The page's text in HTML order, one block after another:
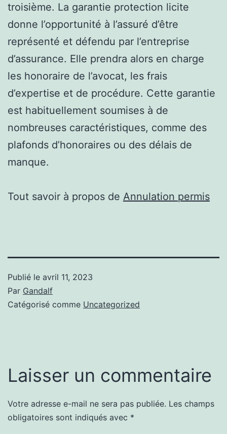
troisième. La garantie protection licite
donne l’opportunité à l’assuré d’être
représenté et défendu par l’entreprise
d’assurance. Elle prendra alors en charge
les honoraire de l’avocat, les frais
d’expertise et de procédure. Cette garantie
est habituellement soumises à de
nombreuses caractéristiques, comme des
plafonds d’honoraires ou des délais de
manque.
Tout savoir à propos de Annulation permis
Publié le avril 11, 2023
Par Gandalf
Catégorisé comme Uncategorized
Laisser un commentaire
Votre adresse e-mail ne sera pas publiée. Les champs
obligatoires sont indiqués avec *